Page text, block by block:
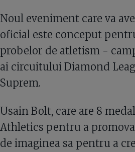
Noul eveniment care va
oficial este conceput
probelor de atletism -
ai circuitului Diamond
Suprem.
Usain Bolt, care are 8
Athletics pentru a
de imaginea sa pentru a